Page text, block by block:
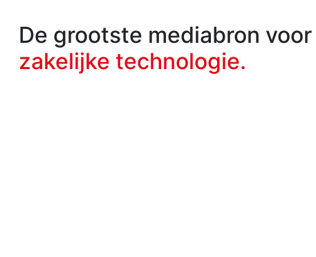
De grootste mediabron voor
zakelijke technologie.